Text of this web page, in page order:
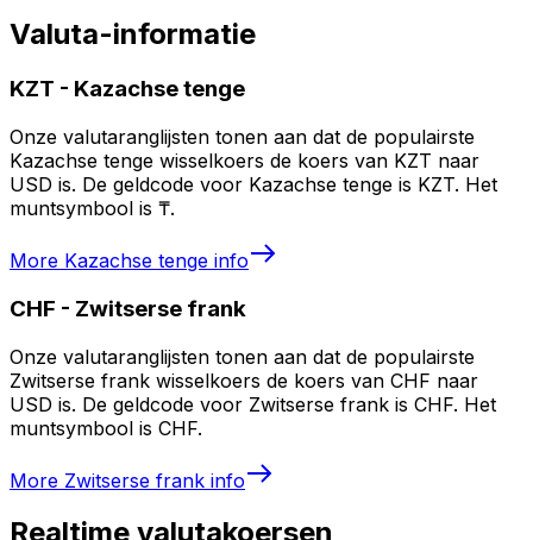
Valuta-informatie
KZT - Kazachse tenge
Onze valutaranglijsten tonen aan dat de populairste
Kazachse tenge wisselkoers de koers van KZT naar
USD is. De geldcode voor Kazachse tenge is KZT. Het
muntsymbool is ₸.
More Kazachse tenge info
CHF - Zwitserse frank
Onze valutaranglijsten tonen aan dat de populairste
Zwitserse frank wisselkoers de koers van CHF naar
USD is. De geldcode voor Zwitserse frank is CHF. Het
muntsymbool is CHF.
More Zwitserse frank info
Realtime valutakoersen